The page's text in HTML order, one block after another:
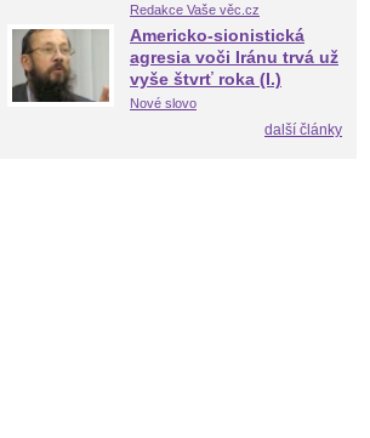
Redakce Vaše věc.cz
Americko-sionistická
agresia voči Iránu trvá už
vyše štvrť roka (I.)
Nové slovo
další články